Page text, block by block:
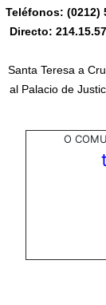
Teléfonos:(0212)
Directo: 214.15.57
Santa Teresa a
al Palacio de
O